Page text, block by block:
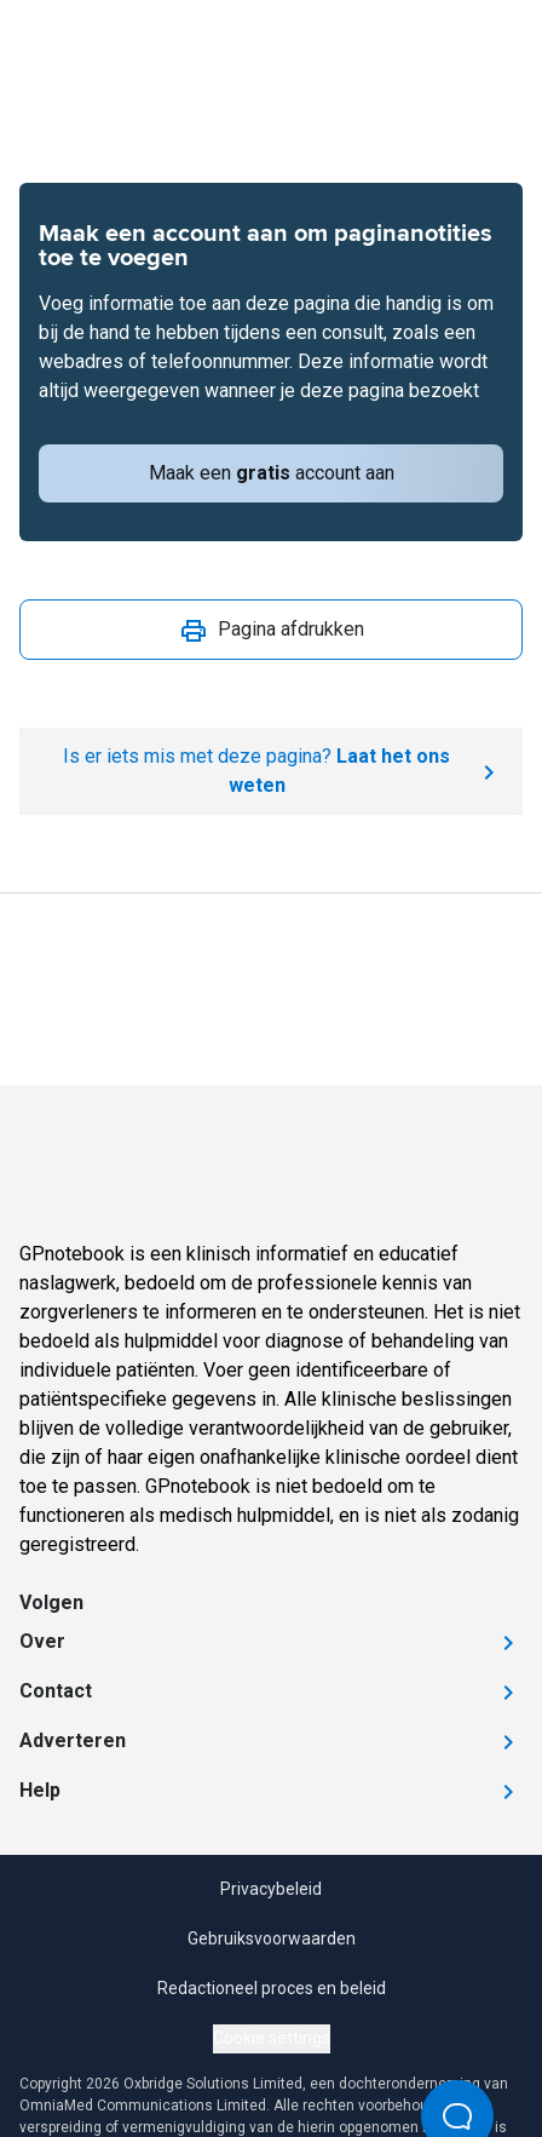
Maak een account aan om paginanotities
toe te voegen
Maak een gratis account aan
Voeg informatie toe aan deze pagina die handig is om
bij de hand te hebben tijdens een consult, zoals een
webadres of telefoonnummer. Deze informatie wordt
altijd weergegeven wanneer je deze pagina bezoekt
Pagina afdrukken
Is er iets mis met deze pagina? Laat het ons
weten
GPnotebook is een klinisch informatief en educatief
naslagwerk, bedoeld om de professionele kennis van
zorgverleners te informeren en te ondersteunen. Het is niet
bedoeld als hulpmiddel voor diagnose of behandeling van
individuele patiënten. Voer geen identificeerbare of
patiëntspecifieke gegevens in. Alle klinische beslissingen
blijven de volledige verantwoordelijkheid van de gebruiker,
die zijn of haar eigen onafhankelijke klinische oordeel dient
toe te passen. GPnotebook is niet bedoeld om te
functioneren als medisch hulpmiddel, en is niet als zodanig
geregistreerd.
Volgen
Over
Contact
Adverteren
Help
Privacybeleid
Gebruiksvoorwaarden
Redactioneel proces en beleid
Copyright 2026 Oxbridge Solutions Limited, een dochteronderneming van
OmniaMed Communications Limited. Alle rechten voorbehouden. Elke
verspreiding of vermenigvuldiging van de hierin opgenomen informatie is